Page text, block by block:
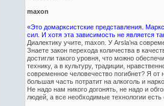
maxon
«Это домарксистские представления.
сил. И хотя эта зависимость не является
Диалектику учите, maxon. У Arsla’на
Знаете закон перехода количества в
достигли такого уровня, что можно
технику, а в культуру, традиции,
современное человечество погибнет? Я от
большая часть потратит на алкоголь и
Не надо нам никого догонять, не надо и
людей, а все необходимые технологии